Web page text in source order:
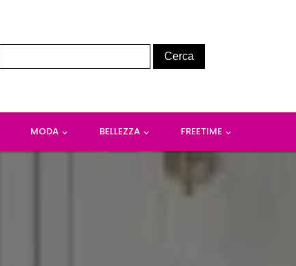
MODA BELLEZZA FREETIME